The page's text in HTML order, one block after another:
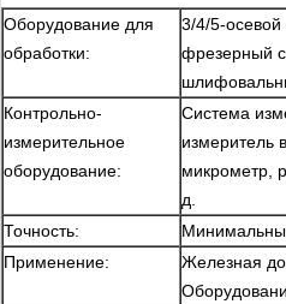
Оборудование для
обработки:
3/4/5-
фрезерный
Контрольно-
измерительное
оборудование:
Система
измеритель
микрометр,
д.
Точность:
Применение:
Железная